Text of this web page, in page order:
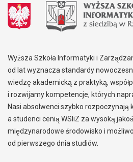
Wyższa Szkoła Informatyki i
od lat wyznacza standardy
wiedzę akademicką z praktyką,
i rozwijamy kompetencje, których
Nasi absolwenci szybko rozpoczynają
a studenci cenią WSIiZ za wysoką
międzynarodowe środowisko i
od pierwszego dnia studiów.